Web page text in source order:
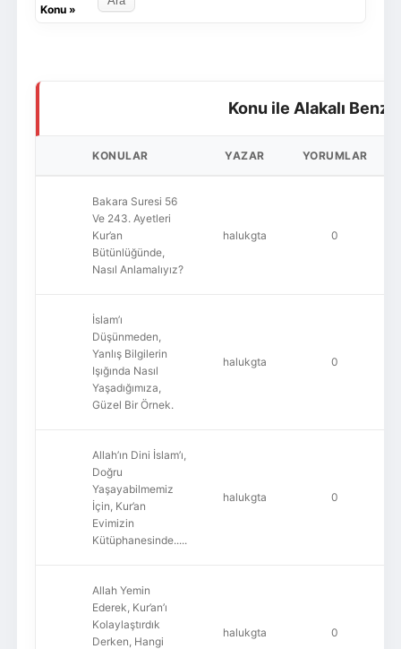
Konu»
Konu ile Alakalı
KONULAR YAZAR YORUMLAR
Bakara Suresi 56
Ve 243. Ayetleri
Kur’an
Bütünlüğünde,
Nasıl Anlamalıyız?
halukgta 0
İslam’ı
Düşünmeden,
Yanlış Bilgilerin
Işığında Nasıl
Yaşadığımıza,
Güzel Bir Örnek.
halukgta 0
Allah’ın Dini İslam’ı,
Doğru
Yaşayabilmemiz
İçin, Kur’an
Evimizin
Kütüphanesinde.....
halukgta 0
Allah Yemin
Ederek, Kur’an’ı
Kolaylaştırdık
Derken, Hangi
halukgta 0